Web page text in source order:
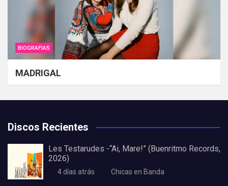
BIOGRAFIAS
MADRIGAL
Discos Recientes
Les Testarudes -“Ai, Mare!” (Buenritmo Records,
2026)
4 días atrás Chicas en Banda